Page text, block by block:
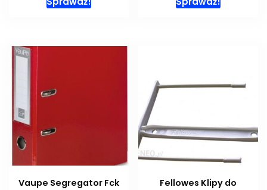
Vaupe Segregator Fck
Fellowes Klipy do